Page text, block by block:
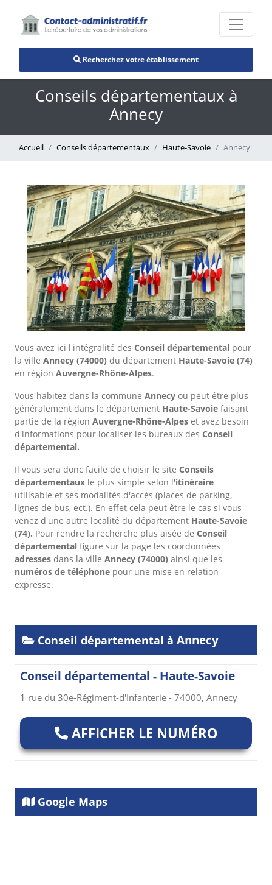
Recherchez votre établissement
Conseils départementaux à
Annecy
Accueil Conseils départementaux Haute-Savoie Annecy
Vous avez ici l'intégralité des Conseil départemental pour
la ville Annecy (74000) du département Haute-Savoie (74)
en région Auvergne-Rhône-Alpes.
Vous habitez dans la commune Annecy ou peut être plus
généralement dans le département Haute-Savoie faisant
partie de la région Auvergne-Rhône-Alpes et avez besoin
d'informations pour localiser les bureaux des Conseil
départemental.
Il vous sera donc facile de choisir le site Conseils
départementaux le plus simple selon l'itinéraire
utilisable et ses modalités d'accès (places de parking,
lignes de bus, ect.). En effet cela peut être le cas si vous
venez d'une autre localité du département Haute-Savoie
(74). Pour rendre la recherche plus aisée de Conseil
départemental figure sur la page les coordonnées
adresses dans la ville Annecy (74000) ainsi que les
numéros de téléphone pour une mise en relation
expresse.
Conseil départemental à Annecy
Conseil départemental - Haute-Savoie
1 rue du 30e-Régiment-d'Infanterie - 74000, Annecy
AFFICHER LE NUMÉRO
Google Maps